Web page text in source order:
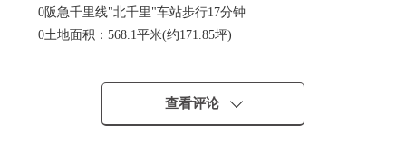
0阪急千里线"北千里"车站步行17分钟
0土地面积：568.1平米(约171.85坪)
04层楼、7LLDDKK+S(储藏室)
0超过10张塌塌米全居室
0在门口、DK有一部分楼梯井
查看评论